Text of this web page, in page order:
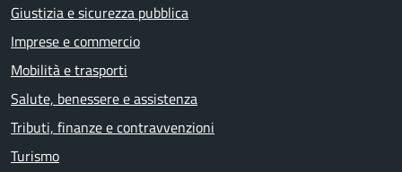
Giustizia e sicurezza pubblica
Imprese e commercio
Mobilità e trasporti
Salute, benessere e assistenza
Tributi, finanze e contravvenzioni
Turismo